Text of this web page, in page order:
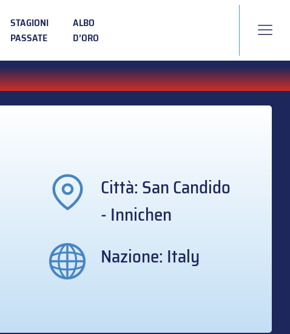
STAGIONI
PASSATE
ALBO
D’ORO
Città: San Candido
- Innichen
Nazione: Italy